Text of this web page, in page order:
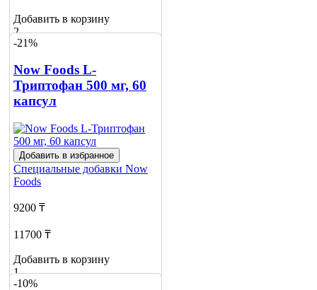
Добавить в корзину
2
-21%
Now Foods L-
Триптофан 500 мг, 60
капсул
Добавить в избранное
Специальные добавки Now
Foods
9200 ₸
11700 ₸
Добавить в корзину
1
-10%